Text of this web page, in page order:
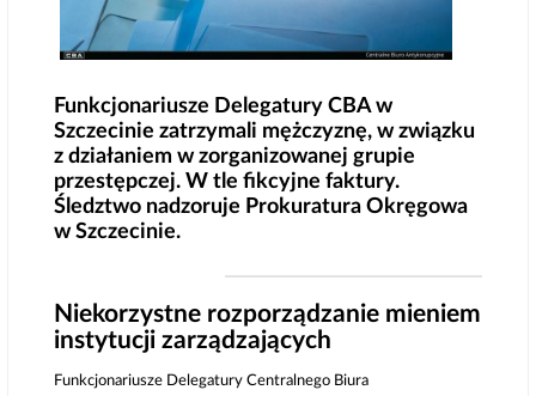
Funkcjonariusze Delegatury CBA w
Szczecinie zatrzymali mężczyznę, w związku
z działaniem w zorganizowanej grupie
przestępczej. W tle fikcyjne faktury.
Śledztwo nadzoruje Prokuratura Okręgowa
w Szczecinie.
Niekorzystne rozporządzanie mieniem
instytucji zarządzających
Funkcjonariusze Delegatury Centralnego Biura